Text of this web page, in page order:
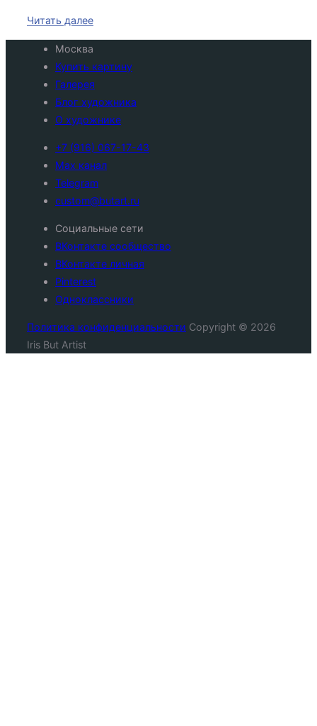
Читать далее«Прятки
Между
и
землей»
Москва
Купить картину
Галерея
Блог художника
О художнике
+7 (916) 067-17-43
Max канал
Telegram
custom@butart.ru
Социальные сети
ВКонтакте сообщество
ВКонтакте личная
Pinterest
Одноклассники
Политика конфиденциальности Copyright © 2026
Iris But Artist